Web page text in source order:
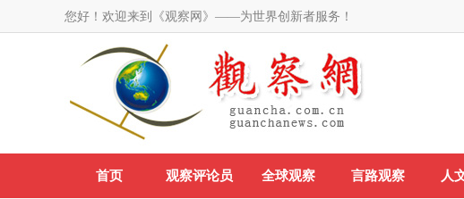
您好！欢迎来到《观察网》——为世界创新者服务！
首页 观察评论员 全球观察 言路观察 人